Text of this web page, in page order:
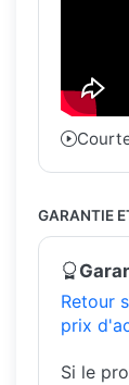
GARANTIE
Retour
prix
Si le